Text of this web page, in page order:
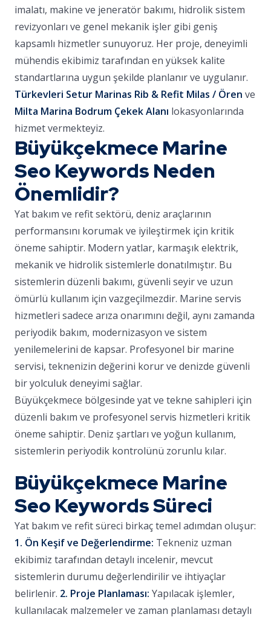
imalatı, makine ve jeneratör bakımı, hidrolik sistem
revizyonları ve genel mekanik işler gibi geniş
kapsamlı hizmetler sunuyoruz. Her proje, deneyimli
mühendis ekibimiz tarafından en yüksek kalite
standartlarına uygun şekilde planlanır ve uygulanır.
Türkevleri Setur Marinas Rib & Refit Milas / Ören ve
Milta Marina Bodrum Çekek Alanı lokasyonlarında
hizmet vermekteyiz.
Büyükçekmece Marine
Seo Keywords Neden
Önemlidir?
Yat bakım ve refit sektörü, deniz araçlarının
performansını korumak ve iyileştirmek için kritik
öneme sahiptir. Modern yatlar, karmaşık elektrik,
mekanik ve hidrolik sistemlerle donatılmıştır. Bu
sistemlerin düzenli bakımı, güvenli seyir ve uzun
ömürlü kullanım için vazgeçilmezdir. Marine servis
hizmetleri sadece arıza onarımını değil, aynı zamanda
periyodik bakım, modernizasyon ve sistem
yenilemelerini de kapsar. Profesyonel bir marine
servisi, teknenizin değerini korur ve denizde güvenli
bir yolculuk deneyimi sağlar.
Büyükçekmece bölgesinde yat ve tekne sahipleri için
düzenli bakım ve profesyonel servis hizmetleri kritik
öneme sahiptir. Deniz şartları ve yoğun kullanım,
sistemlerin periyodik kontrolünü zorunlu kılar.
Büyükçekmece Marine
Seo Keywords Süreci
Yat bakım ve refit süreci birkaç temel adımdan oluşur:
1. Ön Keşif ve Değerlendirme: Tekneniz uzman
ekibimiz tarafından detaylı incelenir, mevcut
sistemlerin durumu değerlendirilir ve ihtiyaçlar
belirlenir. 2. Proje Planlaması: Yapılacak işlemler,
kullanılacak malzemeler ve zaman planlaması detaylı